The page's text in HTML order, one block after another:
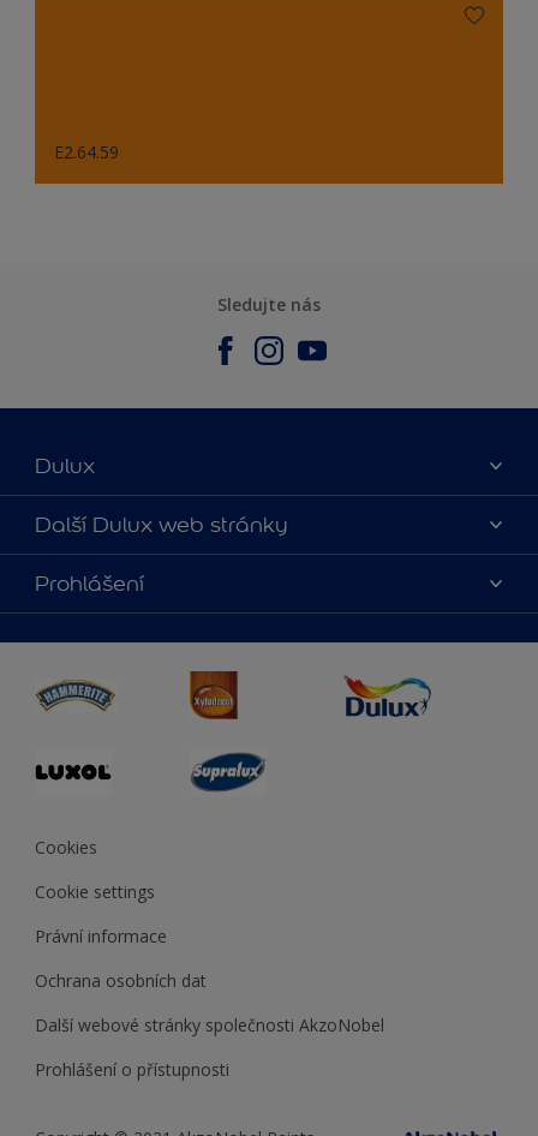
E2.64.59
Sledujte nás
Dulux
O nás
Kontaktujte nás
Najít obchod
Další Dulux web stránky
duluxmalir.cz
duluxmaliar.sk
duluxprodejnabarev.cz
duluxpredajnafarieb.sk
Prohlášení
Cookies
Cookie settings
Právní informace
Ochrana osobních dat
Další webové stránky společnosti AkzoNobel
Prohlášení o přístupnosti